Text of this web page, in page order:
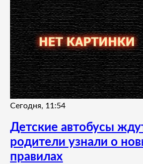
Сегодня, 11:54
Детские автобусы
родители узнали о
правилах